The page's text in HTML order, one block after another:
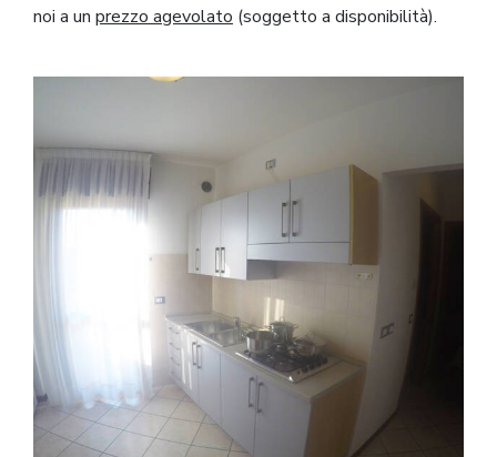
noi a un prezzo agevolato (soggetto a disponibilità).